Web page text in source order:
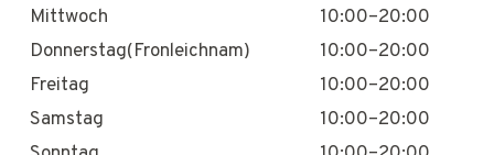
Mittwoch
10:00–20:00
Donnerstag(Fronleichnam)
10:00–20:00
Freitag
10:00–20:00
Samstag
10:00–20:00